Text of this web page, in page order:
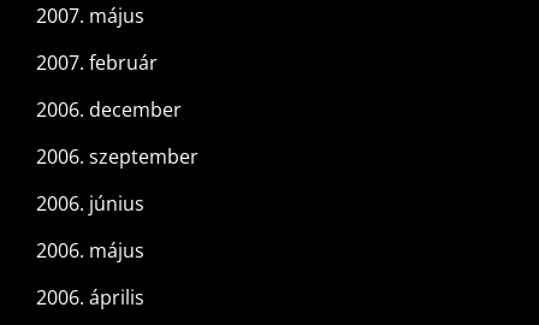
2007. május
2007. február
2006. december
2006. szeptember
2006. június
2006. május
2006. április